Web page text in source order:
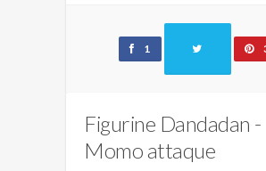
1
Figurine Dandadan -
Momo attaque